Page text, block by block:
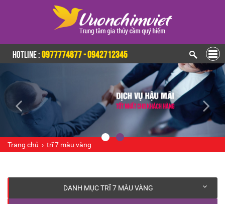
HOTLINE :0977774677 - 0942712345
Trang chủ › trĩ 7 màu vàng
DANH MỤC TRĨ 7 MÀU VÀNG